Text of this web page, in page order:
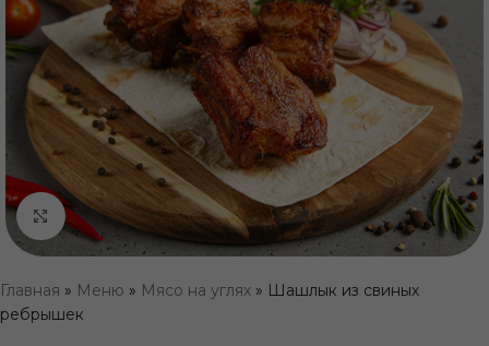
Нажмите, чтобы увеличить
Главная » Меню » Мясо на углях » Шашлык из свиных
ребрышек